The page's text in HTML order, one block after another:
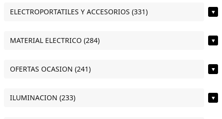
ELECTROPORTATILES Y ACCESORIOS (331) ▼
MATERIAL ELECTRICO (284) ▼
OFERTAS OCASION (241) ▼
ILUMINACION (233) ▼